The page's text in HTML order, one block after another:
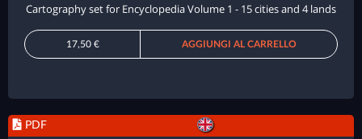
Cartography set for Encyclopedia Volume 1 - 15 cities and 4 lands
17,50 € AGGIUNGI AL CARRELLO
PDF